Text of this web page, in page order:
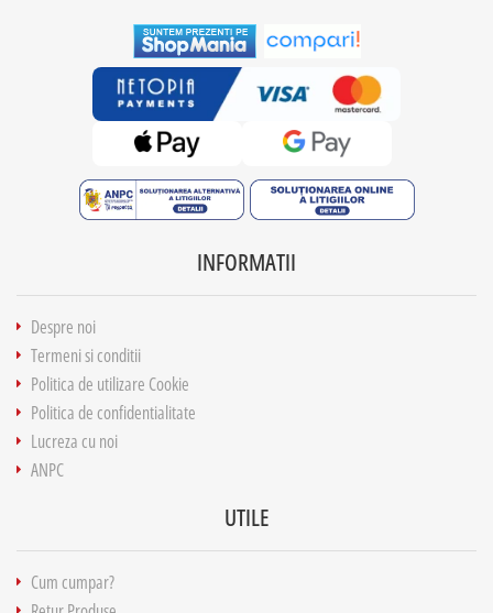
INFORMATII
Despre noi
Termeni si conditii
Politica de utilizare Cookie
Politica de confidentialitate
Lucreza cu noi
ANPC
UTILE
Cum cumpar?